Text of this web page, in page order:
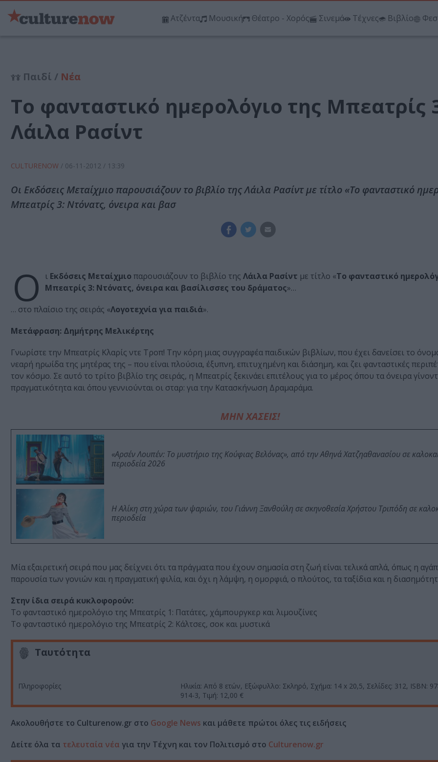
Ατζέντα Μουσική Θέατρο - Χορός Σινεμά Τέχνες Βιβλίο
Παιδί / Νέα
Το φανταστικό ημερολόγιο της Μπεατρίς
Λάιλα Ρασίντ
CULTURENOW / 06-11-2012 / 13:39
Οι Εκδόσεις Μεταίχμιο παρουσιάζουν το βιβλίο της Λάιλα Ρασίντ με τίτλο «Το φανταστικό
Μπεατρίς 3: Ντόνατς, όνειρα και βασ
Ο ι Εκδόσεις Μεταίχμιο παρουσιάζουν το βιβλίο της Λάιλα Ρασίντ με τίτλο «Το φανταστικό
Μπεατρίς 3: Ντόνατς, όνειρα και βασίλισσες του δράματος»…
… στο πλαίσιο της σειράς «Λογοτεχνία για παιδιά».
Μετάφραση: Δημήτρης Μελικέρτης
Γνωρίστε την Μπεατρίς Κλαρίς ντε Τροπ! Την κόρη μιας συγγραφέα παιδικών βιβλίων, που έχει δανείσει το
νεαρή ηρωίδα της μητέρας της – που είναι πλούσια, έξυπνη, επιτυχημένη και διάσημη, και ζει φανταστικές
τον κόσμο. Σε αυτό το τρίτο βιβλίο της σειράς, η Μπεατρίς ξεκινάει επιτέλους για το μέρος όπου τα όνειρα
πραγματικότητα και όπου γεννιούνται οι σταρ: για την Κατασκήνωση Δραμαράμα.
ΜΗΝ ΧΑΣΕΙΣ!
«Αρσέν Λουπέν: Το μυστήριο της Κούφιας Βελόνας», από την Αθηνά Χατζηαθανασίου σε
περιοδεία 2026
Η Αλίκη στη χώρα των ψαριών, του Γιάννη Ξανθούλη σε σκηνοθεσία Χρήστου Τριπόδη σε
περιοδεία
Μία εξαιρετική σειρά που μας δείχνει ότι τα πράγματα που έχουν σημασία στη ζωή είναι τελικά απλά, όπως η
παρουσία των γονιών και η πραγματική φιλία, και όχι η λάμψη, η ομορφιά, ο πλούτος, τα ταξίδια και η
Στην ίδια σειρά κυκλοφορούν:
Το φανταστικό ημερολόγιο της Μπεατρίς 1: Πατάτες, χάμπουργκερ και λιμουζίνες
Το φανταστικό ημερολόγιο της Μπεατρίς 2: Κάλτσες, σοκ και μυστικά
Ταυτότητα
Πληροφορίες
Ηλικία: Από 8 ετών, Εξώφυλλο: Σκληρό, Σχήμα: 14 x 20,5, Σελίδες: 312, ISBN:
914-3, Τιμή: 12,00 €
Ακολουθήστε το Culturenow.gr στο Google News και μάθετε πρώτοι όλες τις ειδήσεις
Δείτε όλα τα τελευταία νέα για την Τέχνη και τον Πολιτισμό στο Culturenow.gr